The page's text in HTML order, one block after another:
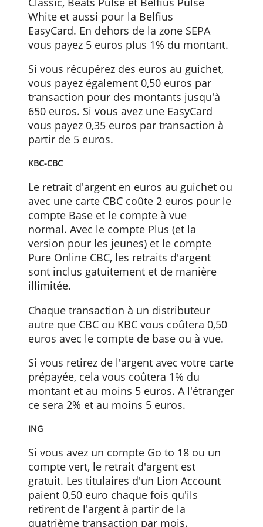
Belfius
Au sein de la zone SEPA, vous payez 0,50
euro si vous retirez des euros dans des
distributeurs non Belfius. Ceci s'applique
spécifiquement aux titulaires de
Classic, Beats Pulse et Belfius Pulse
White et aussi pour la Belfius
EasyCard. En dehors de la zone SEPA
vous payez 5 euros plus 1% du montant.
Si vous récupérez des euros au guichet,
vous payez également 0,50 euros par
transaction pour des montants jusqu'à
650 euros. Si vous avez une EasyCard
vous payez 0,35 euros par transaction à
partir de 5 euros.
KBC-CBC
Le retrait d'argent en euros au guichet
avec une carte CBC coûte 2 euros pour le
normal. Avec le compte Plus (et la
version pour les jeunes) et le compte
Pure Online CBC, les retraits d'argent
illimitée.
Chaque transaction à un distributeur
autre que CBC ou KBC vous coûtera 0,50
euros avec le compte de base ou à vue.
Si vous retirez de l'argent avec votre